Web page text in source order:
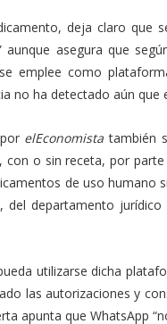
deja claro
aunque asegura que
emplee como
no ha detectado aún
elEconomista también
o sin receta, por
de uso humano
del departamento
utilizarse dicha
las autorizaciones y
apunta que WhatsApp